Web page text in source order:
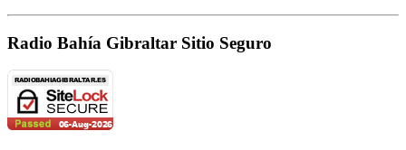
Radio Bahía Gibraltar Sitio Seguro